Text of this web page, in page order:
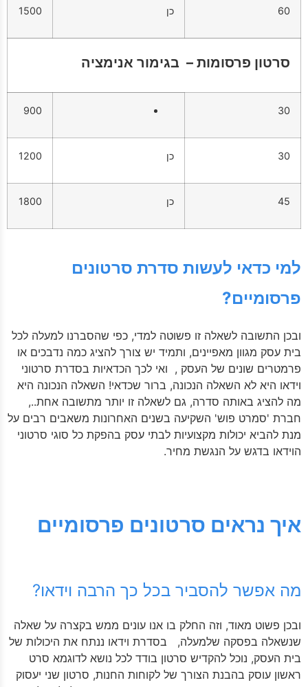
60 כן 1500
סרטון פרסומות – בגימור אנימציה
30
900
30 כן 1200
45 כן 1800
למי כדאי לעשות סדרת סרטונים
פרסומיים?
ובכן התשובה לשאלה זו פשוטה למדי, כפי שהסברנו למעלה לכל
בית עסק מגוון מאפיינים, ותמיד יש צורך להציג כמה נדבכים או
פרמטרים שונים של העסק , ואי לכך הכדאיות בסדרת סרטוני
וידאו היא לא השאלה הנכונה, ברור שכדאי! השאלה הנכונה היא
מה להציג באותה סדרה, גם לשאלה זו יותר מתשובה אחת..,
חברת 'סמרט פוש' השקיעה בשנים האחרונות משאבים רבים על
מנת להביא יכולות מקצועיות לבתי עסק בהפקת כל סוגי סרטוני
הוידאו בדגש על הנגשת מחיר.
איך נראים סרטונים פרסומיים
מה אפשר להסביר בכל כך הרבה וידאו?
ובכן פשוט מאוד, וזה החלק בו אנו עונים ממש בקצרה על שאלה
שנשאלה בפסקה שלמעלה, בסדרת וידאו ננתח את היכולות של
בית העסק, נוכל להקדיש סרטון בודד לכל נושא לדוגמא סרט
ראשון עוסק בהבנת הצורך של לקוחות החנות, סרטון שני יעסוק